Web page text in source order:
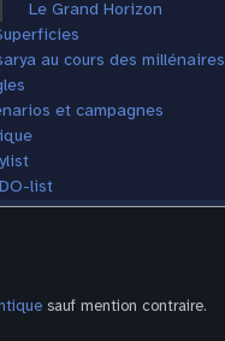
Le Grand Horizon
au cours des millénaires
et campagnes
list
sauf mention contraire.